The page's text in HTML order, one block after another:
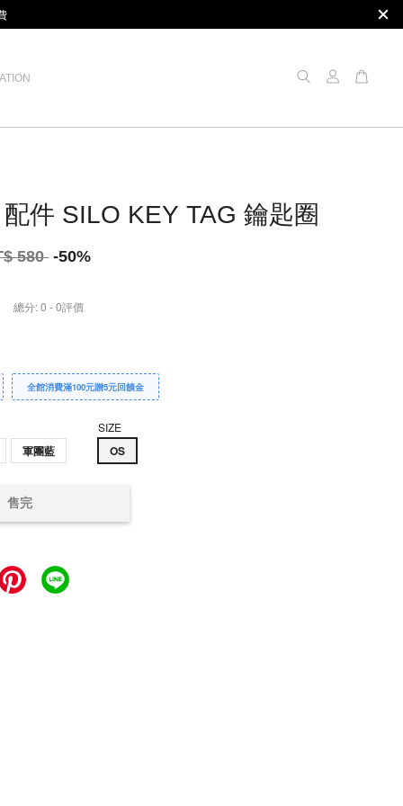
件 SILO KEY TAG 鑰匙圈
580 -50%
總分:0 -0評價
全館消費滿100元贈5元回饋金
軍團藍
SIZE
OS
售完